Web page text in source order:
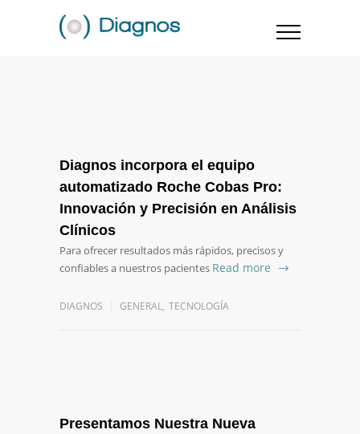
Diagnos incorpora el equipo
automatizado Roche Cobas Pro:
Innovación y Precisión en Análisis
Clínicos
Para ofrecer resultados más rápidos, precisos y
confiables a nuestros pacientes Read more
DIAGNOS GENERAL, TECNOLOGÍA
Presentamos Nuestra Nueva